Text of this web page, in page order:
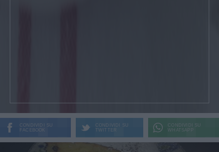
CONDIVIDI SU
FACEBOOK
CONDIVIDI SU
TWITTER
CONDIVIDI SU
WHATSAPP